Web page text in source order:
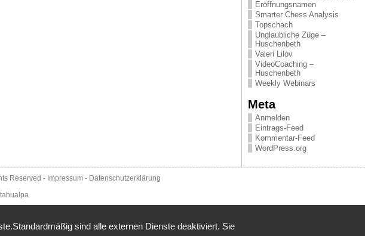
Eröffnungsnamen
Smarter Chess Analysis
Topschach
Unglaubliche Züge –
Huschenbeth
Valeri Lilov
VideoCoaching –
Huschenbeth
Weekly Webinars
Meta
Anmelden
Eintrags-Feed
Kommentar-Feed
WordPress.org
Reserved - Impressum- Datenschutzerklärung
sind alle externen Dienste deaktiviert. Sie